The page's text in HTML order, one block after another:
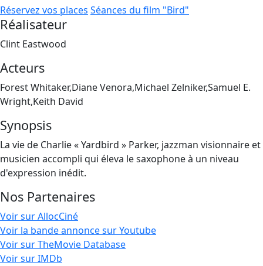
Réservez vos places Séances du film "Bird"
Réalisateur
Clint Eastwood
Acteurs
Forest Whitaker,Diane Venora,Michael Zelniker,Samuel E.
Wright,Keith David
Synopsis
La vie de Charlie « Yardbird » Parker, jazzman visionnaire et
musicien accompli qui éleva le saxophone à un niveau
d'expression inédit.
Nos Partenaires
Voir sur AllocCiné
Voir la bande annonce sur Youtube
Voir sur TheMovie Database
Voir sur IMDb